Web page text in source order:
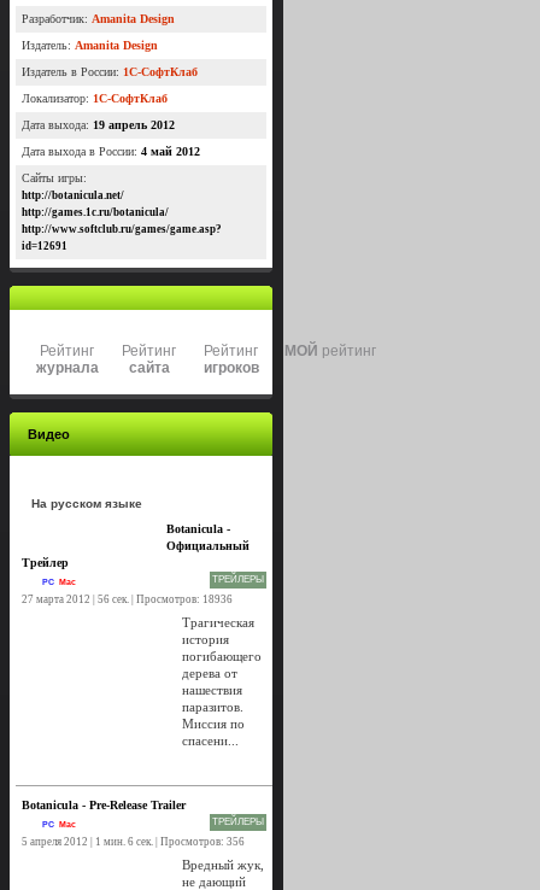
Разработчик: Amanita Design
Издатель: Amanita Design
Издатель в России: 1С-СофтКлаб
Локализатор: 1С-СофтКлаб
Дата выхода: 19 апрель 2012
Дата выхода в России: 4 май 2012
Сайты игры:
http://botanicula.net/
http://games.1c.ru/botanicula/
http://www.softclub.ru/games/game.asp?
id=12691
Рейтинг
журнала
Рейтинг
сайта
Рейтинг
игроков
МОЙ рейтинг
Видео
На русском языке
Botanicula -
Официальный
Трейлер
ТРЕЙЛЕРЫ
PC Mac
27 марта 2012 | 56 сек. | Просмотров: 18936
Трагическая
история
погибающего
дерева от
нашествия
паразитов.
Миссия по
спасени...
Botanicula - Pre-Release Trailer
ТРЕЙЛЕРЫ
PC Mac
5 апреля 2012 | 1 мин. 6 сек. | Просмотров: 356
Вредный жук,
не дающий